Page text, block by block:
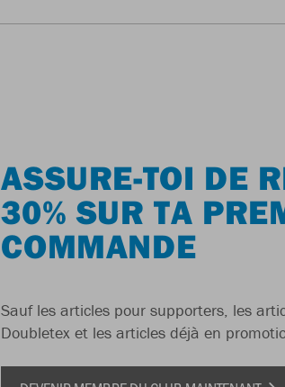
ASSURE-TOI DE
30% SUR TA
COMMANDE
Sauf les articles pour supporters, les
Doubletex et les articles déjà en